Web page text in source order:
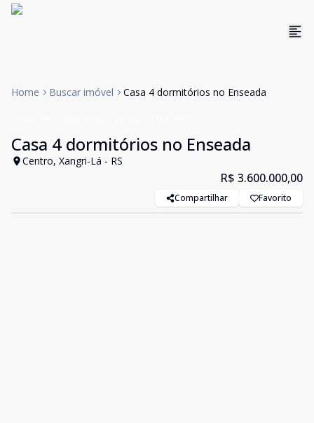
Home Buscar imóvel Casa 4 dormitórios no Enseada
Casa 4 dormitórios no Enseada
Centro, Xangri-Lá - RS
R$ 3.600.000,00
Compartilhar Favorito